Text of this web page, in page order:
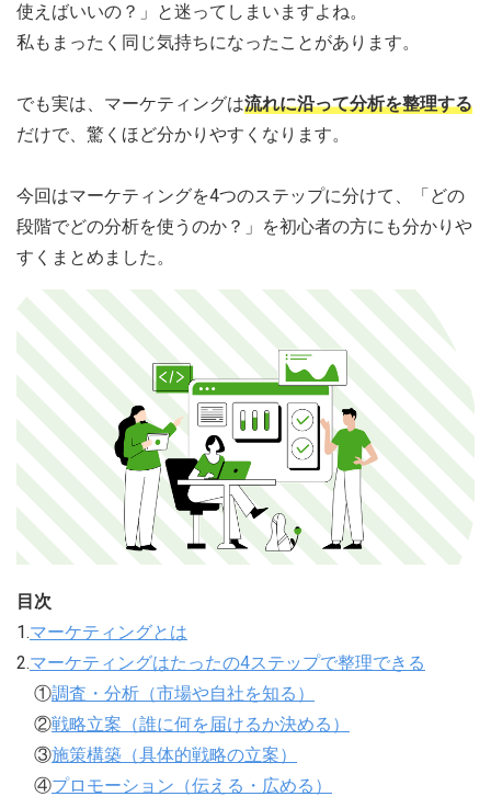
使えばいいの？」と迷ってしまいますよね。
私もまったく同じ気持ちになったことがあります。
でも実は、マーケティングは流れに沿って分析を整理する
だけで、驚くほど分かりやすくなります。
今回はマーケティングを4つのステップに分けて、「どの
段階でどの分析を使うのか？」を初心者の方にも分かりや
すくまとめました。
目次
1.マーケティングとは
2.マーケティングはたったの4ステップで整理できる
①調査・分析（市場や自社を知る）
②戦略立案（誰に何を届けるか決める）
③施策構築（具体的戦略の立案）
④プロモーション（伝える・広める）